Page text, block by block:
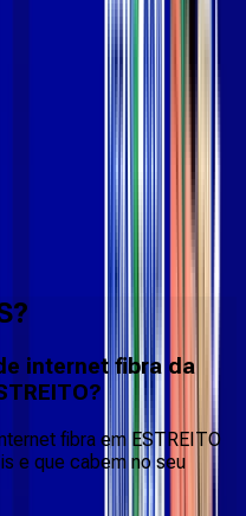
internet fibra da
fibra em ESTREITO
e que cabem no seu